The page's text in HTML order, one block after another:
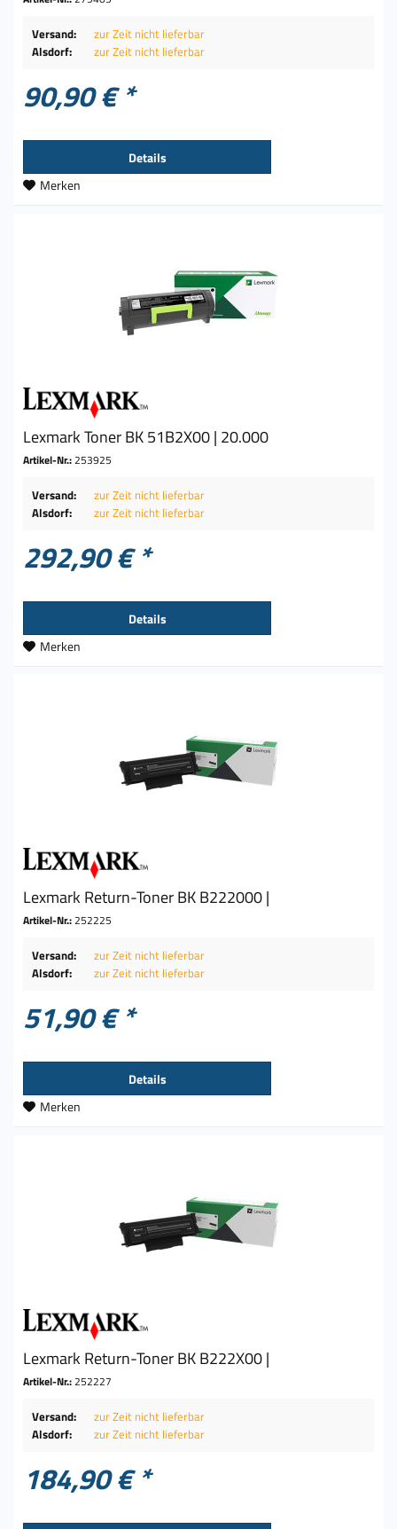
Versand:
zur Zeit nicht lieferbar
Alsdorf:
zur Zeit nicht lieferbar
90,90 € *
Details
Merken
Lexmark Toner BK 51B2X00 | 20.000
Artikel-Nr.:253925
Versand:
zur Zeit nicht lieferbar
Alsdorf:
zur Zeit nicht lieferbar
292,90 € *
Details
Merken
Lexmark Return-Toner BK B222000 |
Artikel-Nr.:252225
Versand:
zur Zeit nicht lieferbar
Alsdorf:
zur Zeit nicht lieferbar
51,90 € *
Details
Merken
Lexmark Return-Toner BK B222X00 |
Artikel-Nr.:252227
Versand:
zur Zeit nicht lieferbar
Alsdorf:
zur Zeit nicht lieferbar
184,90 € *